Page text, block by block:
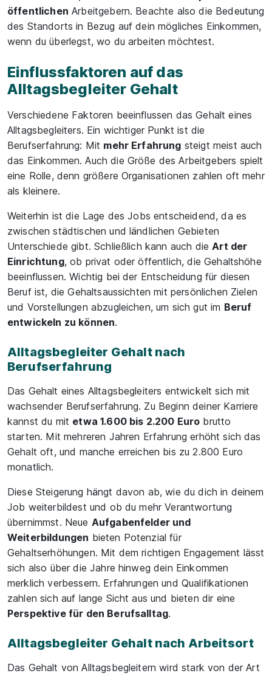
öffentlichen Arbeitgebern. Beachte also die Bedeutung
des Standorts in Bezug auf dein mögliches Einkommen,
wenn du überlegst, wo du arbeiten möchtest.
Einflussfaktoren auf das
Alltagsbegleiter Gehalt
Verschiedene Faktoren beeinflussen das Gehalt eines
Alltagsbegleiters. Ein wichtiger Punkt ist die
Berufserfahrung: Mit mehr Erfahrung steigt meist auch
das Einkommen. Auch die Größe des Arbeitgebers spielt
eine Rolle, denn größere Organisationen zahlen oft mehr
als kleinere.
Weiterhin ist die Lage des Jobs entscheidend, da es
zwischen städtischen und ländlichen Gebieten
Unterschiede gibt. Schließlich kann auch dieArt der
Einrichtung, ob privat oder öffentlich, die Gehaltshöhe
beeinflussen. Wichtig bei der Entscheidung für diesen
Beruf ist, die Gehaltsaussichten mit persönlichen Zielen
und Vorstellungen abzugleichen, um sich gut im Beruf
entwickeln zu können.
Alltagsbegleiter Gehalt nach
Berufserfahrung
Das Gehalt eines Alltagsbegleiters entwickelt sich mit
wachsender Berufserfahrung. Zu Beginn deiner Karriere
kannst du mit etwa 1.600 bis 2.200 Euro brutto
starten. Mit mehreren Jahren Erfahrung erhöht sich das
Gehalt oft, und manche erreichen bis zu 2.800 Euro
monatlich.
Diese Steigerung hängt davon ab, wie du dich in deinem
Job weiterbildest und ob du mehr Verantwortung
übernimmst. Neue Aufgabenfelder und
Weiterbildungen bieten Potenzial für
Gehaltserhöhungen. Mit dem richtigen Engagement lässt
sich also über die Jahre hinweg dein Einkommen
merklich verbessern. Erfahrungen und Qualifikationen
zahlen sich auf lange Sicht aus und bieten dir eine
Perspektive für den Berufsalltag.
Alltagsbegleiter Gehalt nach Arbeitsort
Das Gehalt von Alltagsbegleitern wird stark von der Art